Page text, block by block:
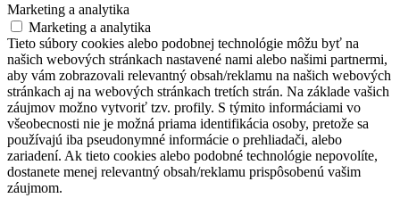
Marketing a analytika
Marketing a analytika
Tieto súbory cookies alebo podobnej technológie môžu byť na
našich webových stránkach nastavené nami alebo našimi partnermi,
aby vám zobrazovali relevantný obsah/reklamu na našich webových
stránkach aj na webových stránkach tretích strán. Na základe vašich
záujmov možno vytvoriť tzv. profily. S týmito informáciami vo
všeobecnosti nie je možná priama identifikácia osoby, pretože sa
používajú iba pseudonymné informácie o prehliadači, alebo
zariadení. Ak tieto cookies alebo podobné technológie nepovolíte,
dostanete menej relevantný obsah/reklamu prispôsobenú vašim
záujmom.